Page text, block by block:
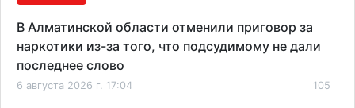
В Алматинской области отменили приговор за
наркотики из-за того, что подсудимому не дали
последнее слово
6 августа 2026 г. 17:04 105